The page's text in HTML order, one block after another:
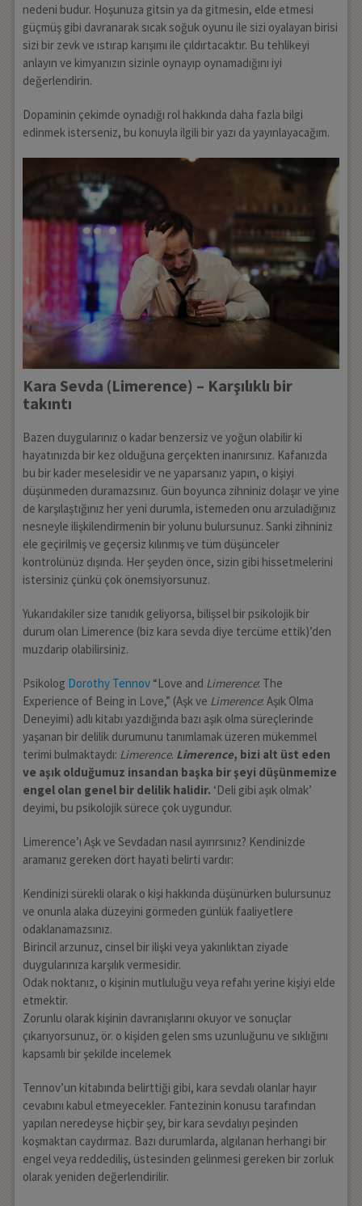
nedeni budur. Hoşunuza gitsin ya da gitmesin, elde etmesi
güçmüş gibi davranarak sıcak soğuk oyunu ile sizi oyalayan birisi
sizi bir zevk ve ıstırap karışımı ile çıldırtacaktır. Bu tehlikeyi
anlayın ve kimyanızın sizinle oynayıp oynamadığını iyi
değerlendirin.
Dopaminin çekimde oynadığı rol hakkında daha fazla bilgi
edinmek isterseniz, bu konuyla ilgili bir yazı da yayınlayacağım.
Kara Sevda (Limerence) – Karşılıklı bir
takıntı
Bazen duygularınız o kadar benzersiz ve yoğun olabilir ki
hayatınızda bir kez olduğuna gerçekten inanırsınız. Kafanızda
bu bir kader meselesidir ve ne yaparsanız yapın, o kişiyi
düşünmeden duramazsınız. Gün boyunca zihniniz dolaşır ve yine
de karşılaştığınız her yeni durumla, istemeden onu arzuladığınız
nesneyle ilişkilendirmenin bir yolunu bulursunuz. Sanki zihniniz
ele geçirilmiş ve geçersiz kılınmış ve tüm düşünceler
kontrolünüz dışında. Her şeyden önce, sizin gibi hissetmelerini
istersiniz çünkü çok önemsiyorsunuz.
Yukarıdakiler size tanıdık geliyorsa, bilişsel bir psikolojik bir
durum olan Limerence (biz kara sevda diye tercüme ettik)’den
muzdarip olabilirsiniz.
Psikolog Dorothy Tennov“Love and Limerence: The
Experience of Being in Love,” (Aşk ve Limerence: Aşık Olma
Deneyimi) adlı kitabı yazdığında bazı aşık olma süreçlerinde
yaşanan bir delilik durumunu tanımlamak üzeren mükemmel
terimi bulmaktaydı: Limerence. Limerence, bizi alt üst eden
ve aşık olduğumuz insandan başka bir şeyi düşünmemize
engel olan genel bir delilik halidir. ‘Deli gibi aşık olmak’
deyimi, bu psikolojik sürece çok uygundur.
Limerence’ı Aşk ve Sevdadan nasıl ayırırsınız? Kendinizde
aramanız gereken dört hayati belirti vardır:
Kendinizi sürekli olarak o kişi hakkında düşünürken bulursunuz
ve onunla alaka düzeyini görmeden günlük faaliyetlere
odaklanamazsınız.
Birincil arzunuz, cinsel bir ilişki veya yakınlıktan ziyade
duygularınıza karşılık vermesidir.
Odak noktanız, o kişinin mutluluğu veya refahı yerine kişiyi elde
etmektir.
Zorunlu olarak kişinin davranışlarını okuyor ve sonuçlar
çıkarıyorsunuz, ör. o kişiden gelen sms uzunluğunu ve sıklığını
kapsamlı bir şekilde incelemek
Tennov’un kitabında belirttiği gibi, kara sevdalı olanlar hayır
cevabını kabul etmeyecekler. Fantezinin konusu tarafından
yapılan neredeyse hiçbir şey, bir kara sevdalıyı peşinden
koşmaktan caydırmaz. Bazı durumlarda, algılanan herhangi bir
engel veya reddediliş, üstesinden gelinmesi gereken bir zorluk
olarak yeniden değerlendirilir.